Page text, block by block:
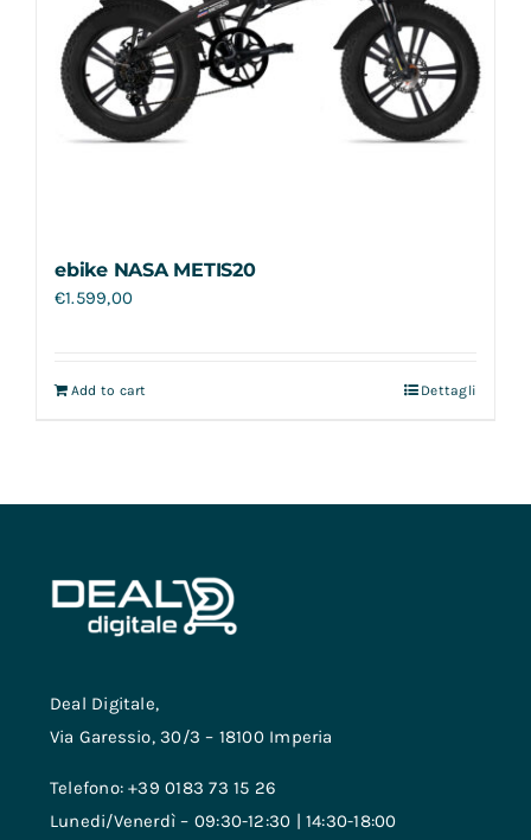
ebike NASA METIS20
€1.599,00
Add to cart Dettagli
Deal Digitale,
Via Garessio, 30/3 – 18100 Imperia
Telefono: +39 0183 73 15 26
Lunedi/Venerdì – 09:30-12:30 | 14:30-18:00